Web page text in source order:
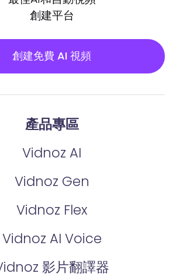
創建平台
創建免費 AI 視頻
產品專區
Vidnoz AI
Vidnoz Gen
Vidnoz Flex
Vidnoz AI Voice
影片翻譯器